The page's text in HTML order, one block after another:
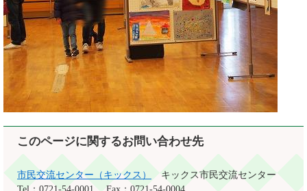
このページに関するお問い合わせ先
市民交流センター（キックス）
キックス市民交流センター